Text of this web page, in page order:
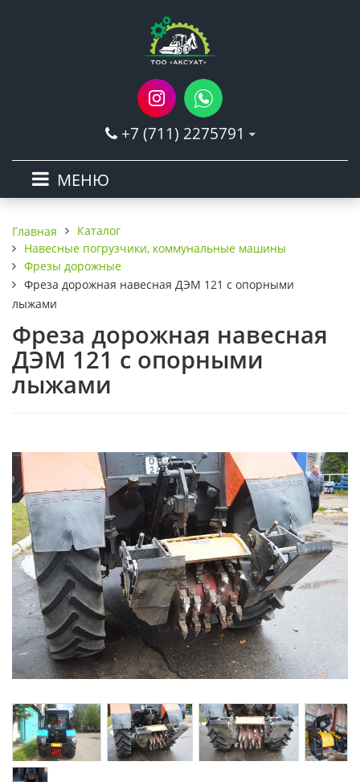
+7 (711) 2275791
МЕНЮ
Главная
Каталог
Навесные погрузчики, коммунальные машины
Фрезы дорожные
Фреза дорожная навесная ДЭМ 121 с опорными
лыжами
Фреза дорожная навесная
ДЭМ 121 с опорными
лыжами